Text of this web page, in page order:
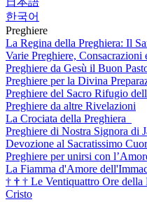
한국어
Preghiere
La Regina della Preghiera: Il
Varie Preghiere, Consacrazioni
Preghiere da Gesù il Buon
Preghiere per la Divina
Preghiere del Sacro Rifugio
Preghiere da altre Rivelazioni
La Crociata della Preghiera
Preghiere di Nostra Signora di
Devozione al Sacratissimo
Preghiere per unirsi con
La Fiamma d'Amore
† † † Le Ventiquattro Ore della
Cristo